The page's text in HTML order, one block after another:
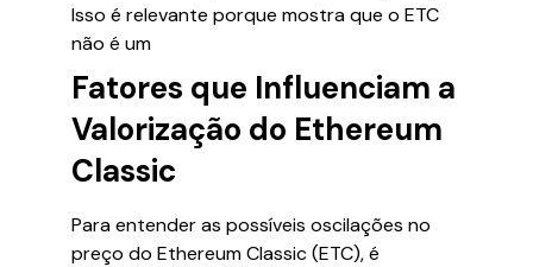
Isso é relevante porque mostra que o ETC
não é um
Fatores que Influenciam a
Valorização do Ethereum
Classic
Para entender as possíveis oscilações no
preço do Ethereum Classic (ETC), é